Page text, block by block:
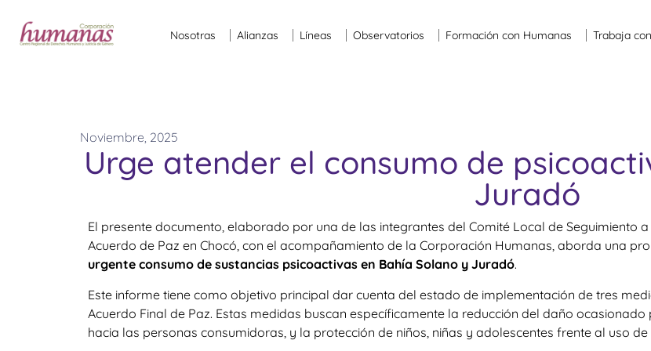
Nosotras Alianzas Líneas Observatorios Formación con Humanas Trabaja
Noviembre, 2025
Urge atender el consumo de
Juradó
El presente documento, elaborado por una de las integrantes del Comité Local de Seguimiento
Acuerdo de Paz en Chocó, con el acompañamiento de la Corporación Humanas, aborda una
urgente consumo de sustancias psicoactivas en Bahía Solano y Juradó.
Este informe tiene como objetivo principal dar cuenta del estado de implementación de tres
Acuerdo Final de Paz. Estas medidas buscan específicamente la reducción del daño
hacia las personas consumidoras, y la protección de niños, niñas y adolescentes frente al uso